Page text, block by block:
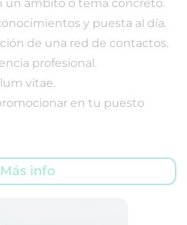
un ámbito o tema concreto.
y puesta al día.
de una red de contactos.
profesional.
vitae.
en tu puesto
Más info